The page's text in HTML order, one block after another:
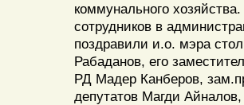
коммунального
сотрудников в
поздравили и.о. мэра
Рабаданов, его
РД Мадер Канберов,
депутатов Магди